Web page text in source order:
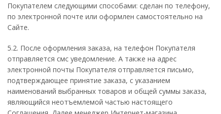
Покупателем следующими способами: сделан по телефону,
по электронной почте или оформлен самостоятельно на
Сайте.
5.2. После оформления заказа, на телефон Покупателя
отправляется смс уведомление. А также на адрес
электронной почты Покупателя отправляется письмо,
подтверждающее принятие заказа, с указанием
наименований выбранных товаров и общей суммы заказа,
являющийся неотъемлемой частью настоящего